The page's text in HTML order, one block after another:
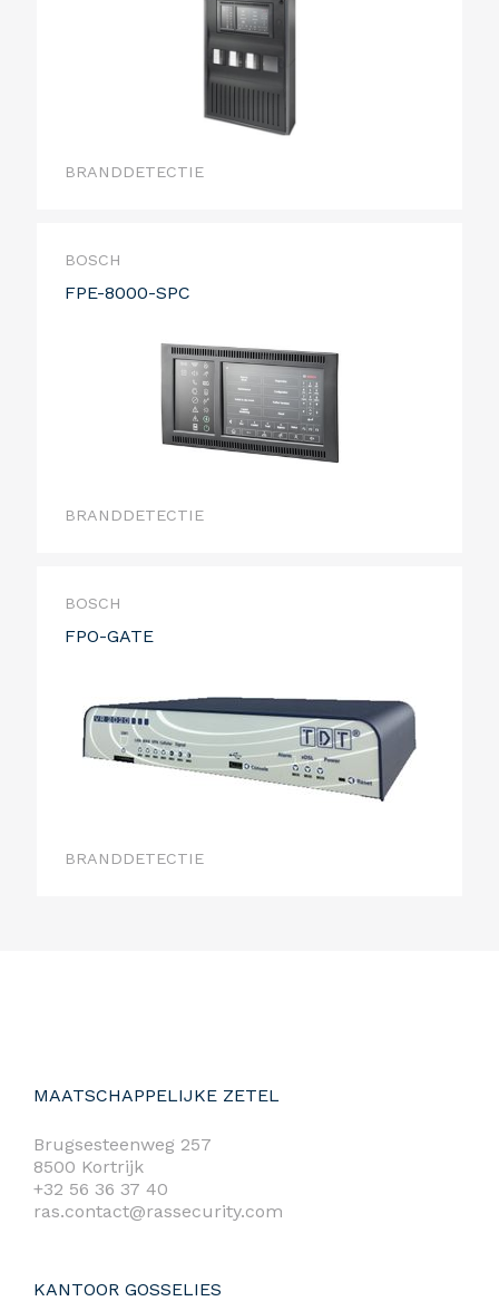
BRANDDETECTIE
BOSCH
FPE-8000-SPC
BRANDDETECTIE
BOSCH
FPO-GATE
BRANDDETECTIE
MAATSCHAPPELIJKE ZETEL
Brugsesteenweg 257
8500 Kortrijk
+32 56 36 37 40
ras.contact@rassecurity.com
KANTOOR GOSSELIES